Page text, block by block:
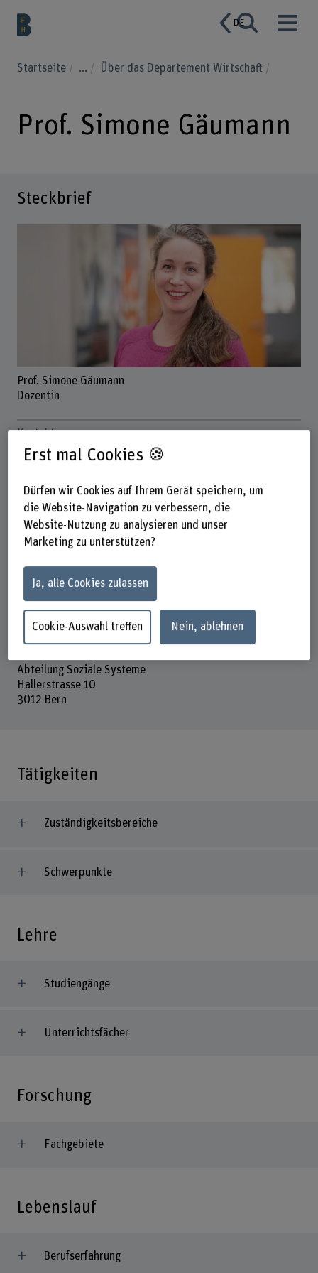
DE
Startseite ... Über das Departement Wirtschaft
Prof. Simone Gäumann
Steckbrief
Prof. Simone Gäumann
Dozentin
Kontakt
+41 31 848 46 36
www.bfh.ch/de/simone-gaeumann
Links
soziale-kulturelle-vielfalt/
Adresse
Berner Fachhochschule
Abteilung Soziale Systeme
Hallerstrasse 10
3012 Bern
Tätigkeiten
Zuständigkeitsbereiche
Schwerpunkte
Lehre
Studiengänge
Unterrichtsfächer
Forschung
Fachgebiete
Lebenslauf
Berufserfahrung
Erst mal Cookies 🍪
Dürfen wir Cookies auf Ihrem Gerät speichern, um
die Website-Navigation zu verbessern, die
Website-Nutzung zu analysieren und unser
Marketing zu unterstützen?
Ja, alle Cookies zulassen
Cookie-Auswahl treffen Nein, ablehnen